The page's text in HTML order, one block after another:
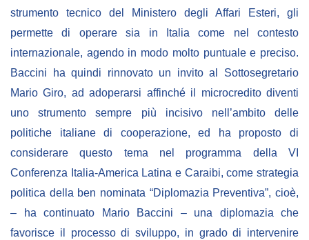
NEWSLETTER
strumento tecnico del Ministero degli Affari Esteri, gli
permette di operare sia in Italia come nel contesto
internazionale, agendo in modo molto puntuale e preciso.
Baccini ha quindi rinnovato un invito al Sottosegretario
Mario Giro, ad adoperarsi affinché il microcredito diventi
uno strumento sempre più incisivo nell’ambito delle
politiche italiane di cooperazione, ed ha proposto di
considerare questo tema nel programma della VI
Conferenza Italia-America Latina e Caraibi, come strategia
politica della ben nominata “Diplomazia Preventiva”, cioè,
– ha continuato Mario Baccini – una diplomazia che
favorisce il processo di sviluppo, in grado di intervenire